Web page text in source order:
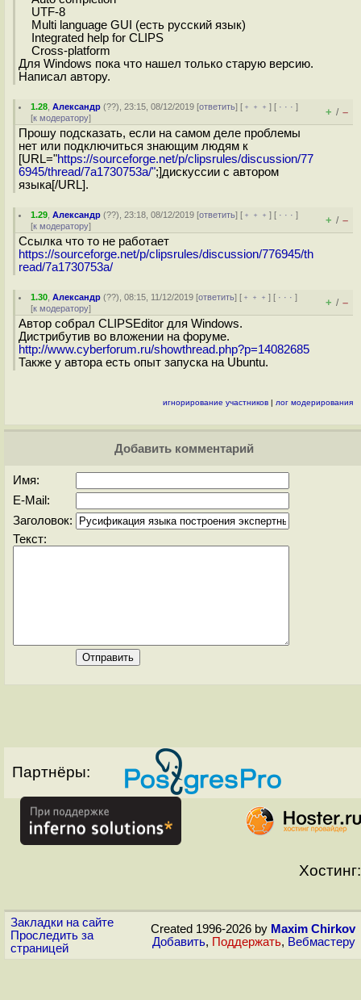
UTF-8
Multi language GUI (есть русский язык)
Integrated help for CLIPS
Cross-platform
Для Windows пока что нашел только старую версию.
Написал автору.
1.28 ,Александр (??), 23:15, 08/12/2019 [ответить] [ ﹢﹢﹢] [ · · ·]
[к модератору] + / –
Прошу подсказать, если на самом деле проблемы
нет или подключиться знающим людям к
[URL="https://sourceforge.net/p/clipsrules/discussion/77
6945/thread/7a1730753a/";]дискуссии с автором
языка[/URL].
1.29 ,Александр (??), 23:18, 08/12/2019 [ответить] [ ﹢﹢﹢] [ · · ·]
[к модератору] + / –
Ссылка что то не работает
https://sourceforge.net/p/clipsrules/discussion/776945/th
read/7a1730753a/
1.30 ,Александр (??), 08:15, 11/12/2019 [ответить] [ ﹢﹢﹢] [ · · ·]
[к модератору] + / –
Автор собрал CLIPSEditor для Windows.
Дистрибутив во вложении на форуме.
http://www.cyberforum.ru/showthread.php?p=14082685
Также у автора есть опыт запуска на Ubuntu.
игнорирование участников | лог модерирования
Добавить комментарий
Имя:
E-Mail:
Заголовок:
Текст:
Партнёры:
Хостинг:
Закладки на сайте
Проследить за
страницей
Created 1996-2026 by Maxim Chirkov
Добавить, Поддержать, Вебмастеру